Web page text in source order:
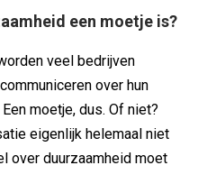
een moetje is?
veel bedrijven
over hun
moetje, dus. Of niet?
eigenlijk helemaal niet
over duurzaamheid moet